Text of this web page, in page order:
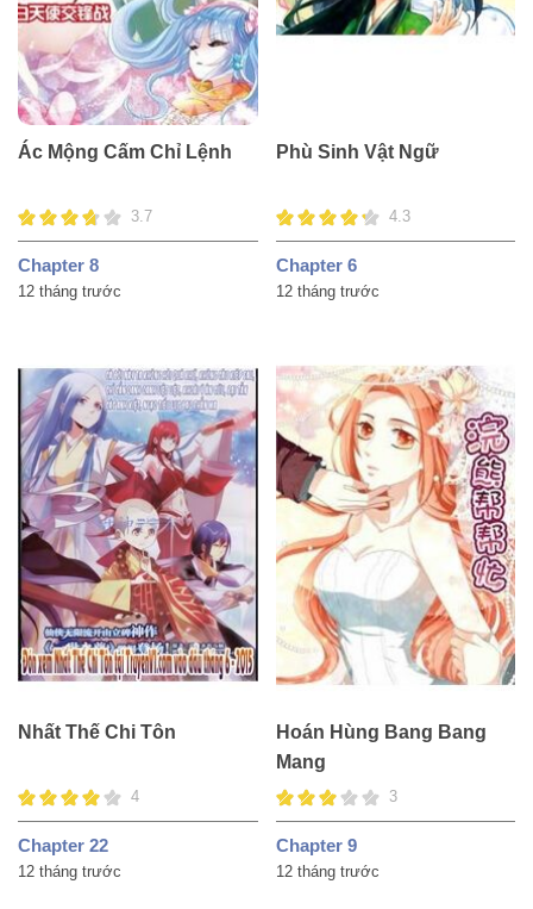
Ác Mộng Cấm Chỉ Lệnh
3.7
Chapter 8
12 tháng trước
Phù Sinh Vật Ngữ
4.3
Chapter 6
12 tháng trước
Nhất Thế Chi Tôn
4
Chapter 22
12 tháng trước
Hoán Hùng Bang Bang
Mang
3
Chapter 9
12 tháng trước